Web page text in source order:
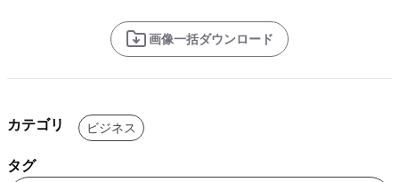
画像一括ダウンロード
カテゴリ ビジネス
タグ